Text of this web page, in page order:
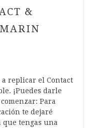
&
replicar el Contact
¡Puedes darle
Para
te dejaré
tengas una